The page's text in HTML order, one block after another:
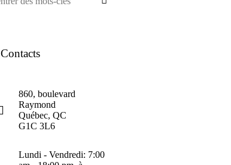
Contacts
860, boulevard
Raymond
Québec, QC
G1C 3L6
Lundi - Vendredi: 7:00